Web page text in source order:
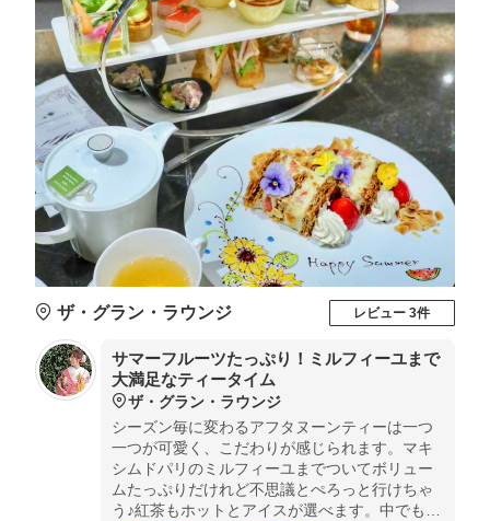
ザ・グラン・ラウンジ レビュー 3件
サマーフルーツたっぷり！ミルフィーユまで
大満足なティータイム
ザ・グラン・ラウンジ
シーズン毎に変わるアフタヌーンティーは一つ
一つが可愛く、こだわりが感じられます。マキ
シムドパリのミルフィーユまでついてボリュー
ムたっぷりだけれど不思議とぺろっと行けちゃ
う♪紅茶もホットとアイスが選べます。中でもア